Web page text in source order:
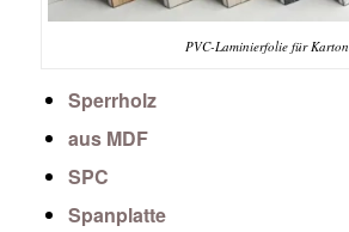
PVC-Laminierfolie für Karton
Sperrholz
aus MDF
SPC
Spanplatte